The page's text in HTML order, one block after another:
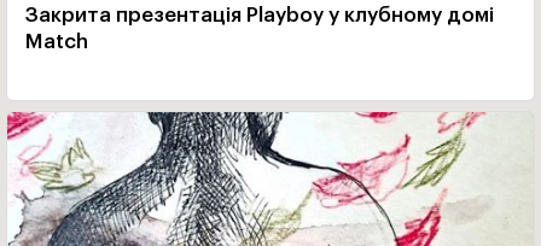
Закрита презентація Playboy у клубному домі
Match